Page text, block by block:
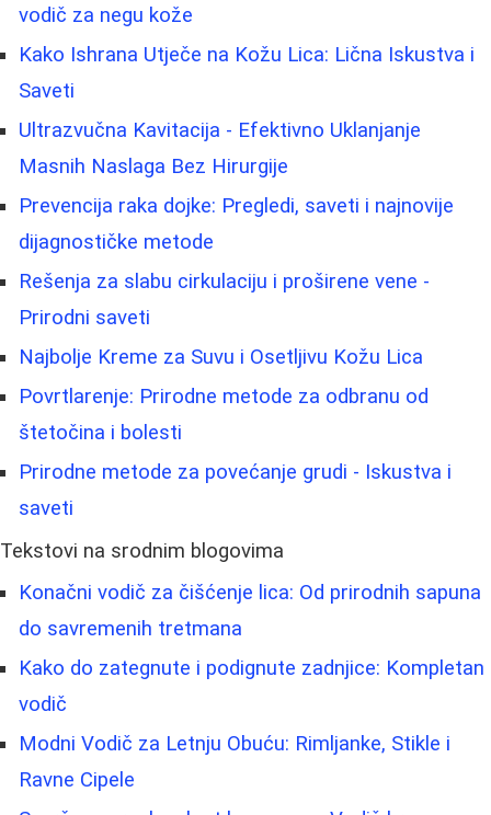
vodič za negu kože
Kako Ishrana Utječe na Kožu Lica: Lična Iskustva i
Saveti
Ultrazvučna Kavitacija - Efektivno Uklanjanje
Masnih Naslaga Bez Hirurgije
Prevencija raka dojke: Pregledi, saveti i najnovije
dijagnostičke metode
Rešenja za slabu cirkulaciju i proširene vene -
Prirodni saveti
Najbolje Kreme za Suvu i Osetljivu Kožu Lica
Povrtlarenje: Prirodne metode za odbranu od
štetočina i bolesti
Prirodne metode za povećanje grudi - Iskustva i
saveti
Tekstovi na srodnim blogovima
Konačni vodič za čišćenje lica: Od prirodnih sapuna
do savremenih tretmana
Kako do zategnute i podignute zadnjice: Kompletan
vodič
Modni Vodič za Letnju Obuću: Rimljanke, Stikle i
Ravne Cipele